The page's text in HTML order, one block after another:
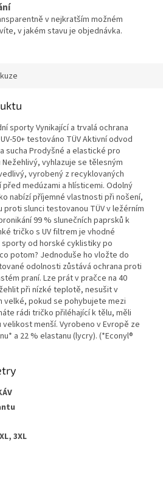
v nejkratším možném
v jakém stavu je objednávka.
sporty Vynikající a trvalá ochrana
50+ testováno TÜV Aktivní odvod
sucha Prodyšné a elastické pro
vyhlazuje se tělesným
vyrobený z recyklovaných
před medúzami a hlísticemi. Odolný
nabízí příjemné vlastnosti při nošení,
proti slunci testovanou TÜV v ležérním
99 % slunečních paprsků k
tričko s UV filtrem je vhodné
od horské cyklistiky po
potom? Jednoduše ho vložte do
odolnosti zůstává ochrana proti
praní. Lze prát v pračce na 40
při nízké teplotě, nesušit v
velké, pokud se pohybujete mezi
rádi tričko přiléhající k tělu, měli
menší. Vyrobeno v Evropě ze
a 22 % elastanu (lycry). (*Econyl®
3XL